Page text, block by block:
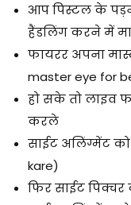
आप पिस्टल के
हैंडलिंग करने में
फायरर अपना
master eye for
हो सके तो लाइव
करले
साईट अलिंग्मेंट
kare)
फिर साईट